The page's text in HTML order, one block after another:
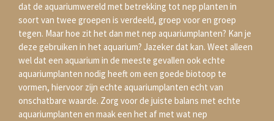
dat de aquariumwereld met betrekking tot nep planten in
soort van twee groepen is verdeeld, groep voor en groep
tegen. Maar hoe zit het dan met nep aquariumplanten? Kan je
deze gebruiken in het aquarium? Jazeker dat kan. Weet alleen
wel dat een aquarium in de meeste gevallen ook echte
aquariumplanten nodig heeft om een goede biotoop te
vormen, hiervoor zijn echte aquariumplanten echt van
onschatbare waarde. Zorg voor de juiste balans met echte
aquariumplanten en maak een het af met wat nep